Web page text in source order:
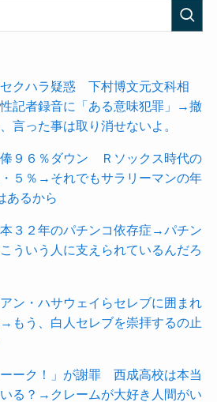
セクハラ疑惑 下村博文元文科相
記者録音に「ある意味犯罪」→撤
言った事は取り消せないよ。
９６％ダウン Ｒソックス時代の
５％→それでもサラリーマンの年
あるから
３２年のパチンコ依存症→パチン
ういう人に支えられているんだろ
ン・ハサウェイらセレブに囲まれ
もう、白人セレブを崇拝するの止
ーーク！」が謝罪 西成高校は本当
る？→クレームが大好き人間がい